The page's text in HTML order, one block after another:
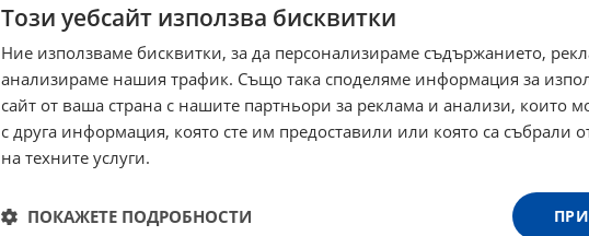
Този уебсайт използва бисквитки
Ние използваме бисквитки, за да персонализираме съдържанието,
анализираме нашия трафик. Също така споделяме информация за
сайт от ваша страна с нашите партньори за реклама и анализи, които
с друга информация, която сте им предоставили или която са събрали
на техните услуги.
ПОКАЖЕТЕ ПОДРОБНОСТИ